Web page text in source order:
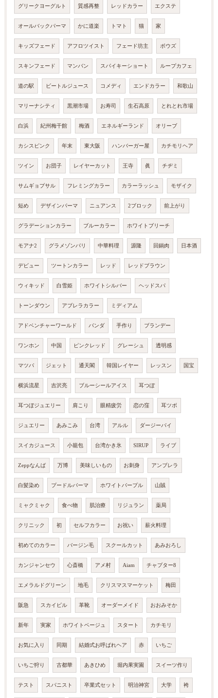
グリークヨーグルト 質感再整 レッドカラー エクステ
オールバックパーマ かに道楽 トマト 猫 家
キッズフェード アフロツイスト フェード坊主 ボウズ
スキンフェード マンバン スパイキーショート ループカフェ
道の駅 ビートルジュース コメディ エンドカラー 和歌山
マリーナシティ 黒潮市場 お寿司 生石高原 とれとれ市場
白浜 紀州梅干館 梅酒 エネルギーランド オリーブ
カシスピンク 年末 東大阪 ハンバーガー屋 カチモリヘア
ツイン お団子 レイヤーカット 王寺 眞 チヂミ
サムギョプサル フレミングカラー カラーラッシュ モザイク
短め デザインパーマ ニュアンス 2ブロック 前上がり
グラデーションカラー ブルーカラー ホワイトブリーチ
モアナ2 グラメゾンパリ 中華料理 源隆 回鍋肉 日本酒
デビュー ツートンカラー レッド レッドブラウン
ウィキッド 白雪姫 ホワイトシルバー ヘッドスパ
トーンダウン アブレラカラー ミディアム
アドベンチャーワールド パンダ 手作り ブランデー
ワンホン 中国 ピンクレッド グレーシュ 透明感
マツパ ジェット 通天閣 韓国レイヤー レッスン 国宝
横浜流星 吉沢亮 ブルーシールアイス 耳つぼ
耳つぼジュエリー 肩こり 眼精疲労 恋の窪 耳ツボ
ジュエリー あみこみ 台湾 アルル ダージーパイ
スイカジュース 小籠包 台湾かき氷 SIRUP ライブ
Zeppなんば 万博 美味しいもの お刺身 アンブレラ
白髪染め プードルパーマ ホワイトパープル 山賊
ミャクミャク 食べ物 肌治療 リジュラン 薬局
クリニック 初 セルフカラー お祝い 薪火料理
初めてのカラー バージン毛 スクールカット あみおろし
カンジャンセウ 心斎橋 アメ村 Aiam チャプター8
エメラルドグリーン 地毛 クリスマスマーケット 梅田
阪急 スカイビル 革靴 オーダーメイド おおみそか
新年 実家 ホワイトベージュ スタート カチモリ
お気に入り 同期 結婚式お呼ばれヘア 赤 いちご
いちご狩り 古都華 あきひめ 堀内果実園 スイーツ作り
テスト スパニスト 卒業式セット 明治神宮 大学 袴